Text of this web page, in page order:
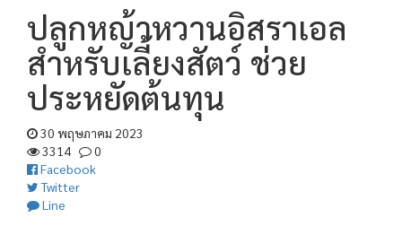
ปลูกหญ้าหวานอิสราเอล
สำหรับเลี้ยงสัตว์ ช่วย
ประหยัดต้นทุน
30 พฤษภาคม 2023
3314
0
Facebook
Twitter
Line